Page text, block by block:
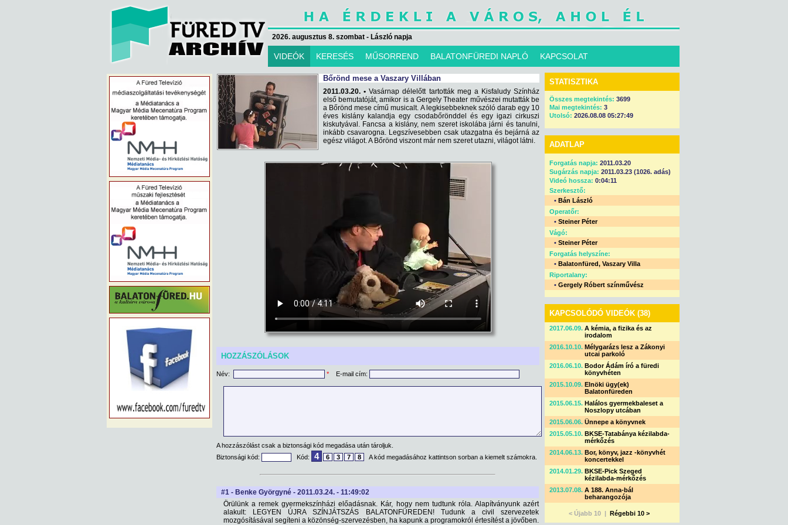
2026. augusztus 8. szombat - László napja
VIDEÓK KERESÉS MŰSORREND BALATONFÜREDI NAPLÓ KAPCSOLAT
Bőrönd mese a Vaszary Villában
2011.03.20. • Vasárnap délelőtt tartották meg a Kisfaludy Színház
első bemutatóját, amikor is a Gergely Theater művészei mutatták be
a Bőrönd mese című musicalt. A legkisebbeknek szóló darab egy 10
éves kislány kalandja egy csodabőrönddel és egy igazi cirkuszi
kiskutyával. Fancsa a kislány, nem szeret iskolába járni és tanulni,
inkább csavarogna. Legszívesebben csak utazgatna és bejárná az
egész világot. A Bőrönd viszont már nem szeret utazni, világot látni.
HOZZÁSZÓLÁSOK
Név: * E-mail cím:
A hozzászólást csak a biztonsági kód megadása után tároljuk.
Biztonsági kód:
Kód: 4 6 3 7 8 A kód megadásához kattintson sorban a kiemelt számokra.
#1 - Benke Györgyné - 2011.03.24. - 11:49:02
Örülünk a remek gyermekszínházi előadásnak. Kár, hogy nem tudtunk róla. Alapítványunk azért
alakult: LEGYEN ÚJRA SZÍNJÁTSZÁS BALATONFÜREDEN! Tudunk a civil szervezetek
mozgósításával segíteni a közönség-szervezésben, ha kapunk a programokról értesítést a jövőben.
STATISZTIKA
Összes megtekintés: 3699
Mai megtekintés: 3
Utolsó: 2026.08.08 05:27:49
ADATLAP
Forgatás napja: 2011.03.20
Sugárzás napja: 2011.03.23 (1026. adás)
Videó hossza: 0:04:11
Szerkesztő:
• Bán László
Operatőr:
• Steiner Péter
Vágó:
• Steiner Péter
Forgatás helyszíne:
• Balatonfüred, Vaszary Villa
Riportalany:
• Gergely Róbert színművész
KAPCSOLÓDÓ VIDEÓK (38)
2017.06.09. A kémia, a fizika és az
irodalom
2016.10.10. Mélygarázs lesz a Zákonyi
utcai parkoló
2016.06.10. Bodor Ádám író a füredi
könyvhéten
2015.10.09. Elnöki ügy(ek)
Balatonfüreden
2015.06.15. Halálos gyermekbaleset a
Noszlopy utcában
2015.06.06. Ünnepe a könyvnek
2015.05.10. BKSE-Tatabánya kézilabda-
mérkőzés
2014.06.13. Bor, könyv, jazz -könyvhét
koncertekkel
2014.01.29. BKSE-Pick Szeged
kézilabda-mérkőzés
2013.07.08. A 188. Anna-bál
beharangozója
< Újabb 10 | Régebbi 10 >